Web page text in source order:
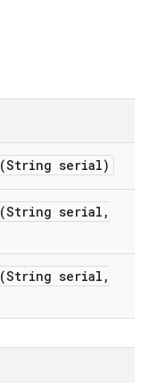
(String serial)
(String serial ,
(String serial ,